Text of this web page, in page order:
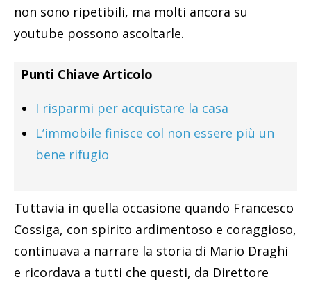
non sono ripetibili, ma molti ancora su
youtube possono ascoltarle.
Punti Chiave Articolo
I risparmi per acquistare la casa
L’immobile finisce col non essere più un
bene rifugio
Tuttavia in quella occasione quando Francesco
Cossiga, con spirito ardimentoso e coraggioso,
continuava a narrare la storia di Mario Draghi
e ricordava a tutti che questi, da Direttore